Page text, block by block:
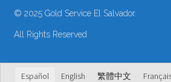
© 2025 Gold Service El Salvador.
All Rights Reserved
Español English 繁體中文